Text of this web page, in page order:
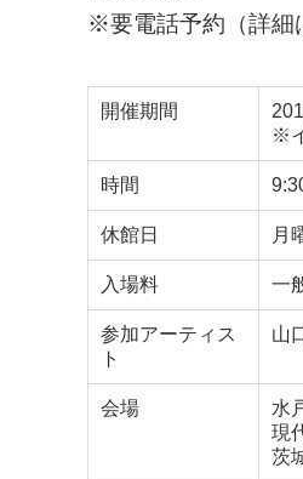
※要電話予約（詳細
開催期間
※
時間
休館日 月
入場料 一
参加アーティス
ト
山
会場
水
現
茨